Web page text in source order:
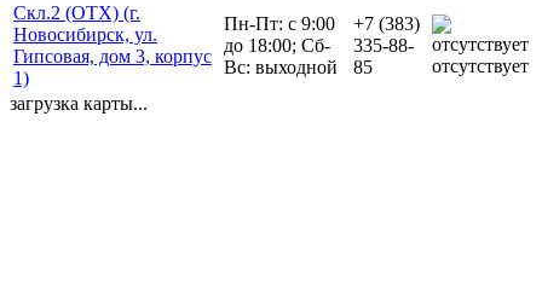
Скл.2 (ОТХ) (г.
Новосибирск, ул.
Гипсовая, дом 3, корпус
1)
Пн-Пт: с 9:00
до 18:00; Сб-
Вс: выходной
+7 (383)
335-88-
85
отсутствует
загрузка карты...